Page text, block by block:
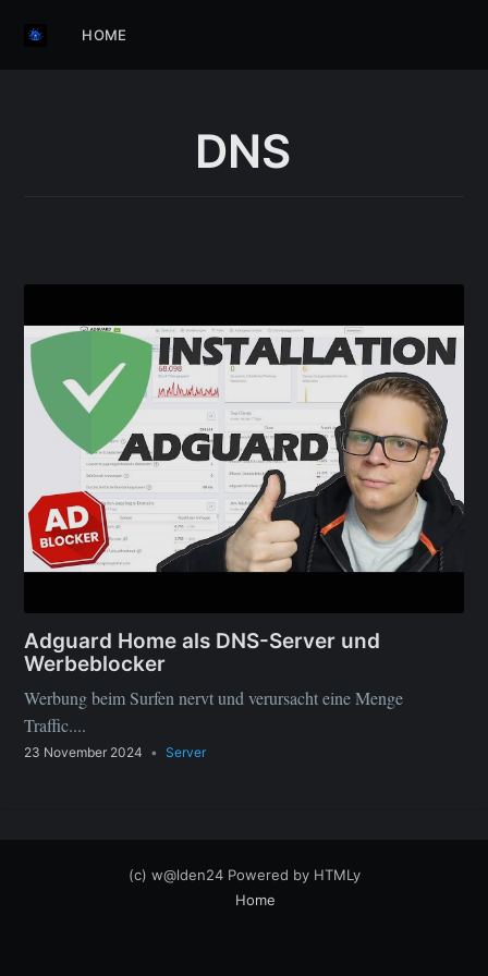
HOME
DNS
Adguard Home als DNS-Server und
Werbeblocker
Werbung beim Surfen nervt und verursacht eine Menge
Traffic....
23 November 2024 • Server
(c) w@lden24 Powered by HTMLy
Home